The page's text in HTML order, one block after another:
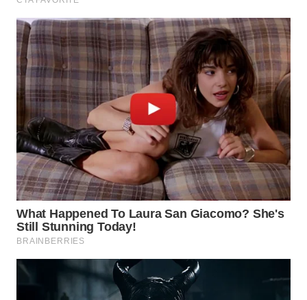
WN
CIANJUR
WN
KEPULAUAN
SERIBU
WN
TANGERANG
WN
BINJAI
WN
CIREBON